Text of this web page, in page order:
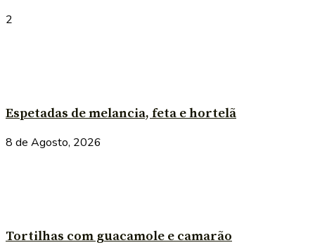
2
Espetadas de melancia, feta e hortelã
8 de Agosto, 2026
Tortilhas com guacamole e camarão